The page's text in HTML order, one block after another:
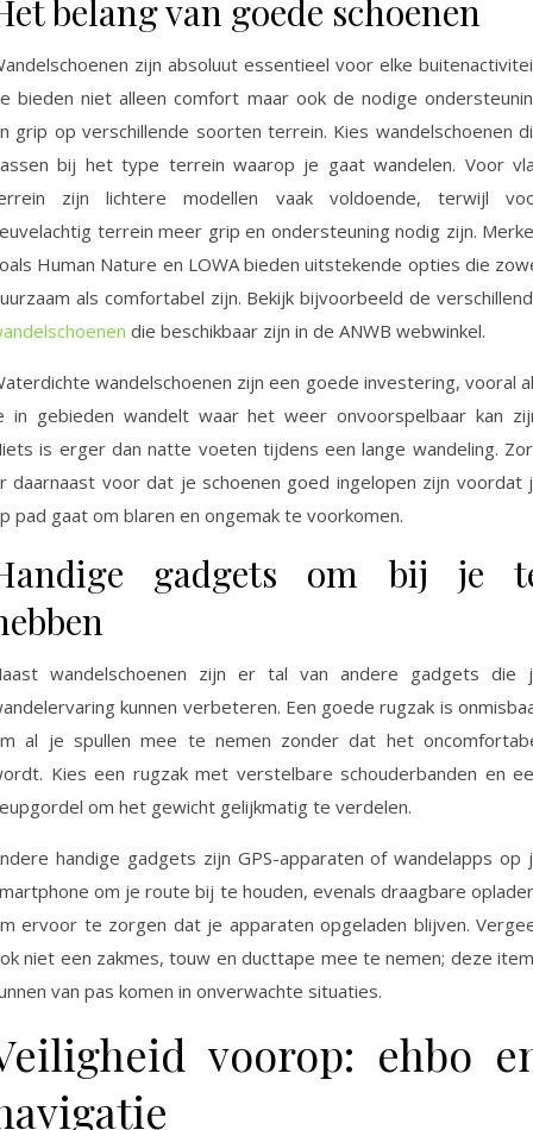
belang van goede schoenen
zijn absoluut essentieel voor elke
bieden niet alleen comfort maar ook de nodige
grip op verschillende soorten terrein. Kies wandelschoenen
bij het type terrein waarop je gaat wandelen. Voor
zijn lichtere modellen vaak voldoende, terwijl
terrein meer grip en ondersteuning nodig zijn.
Human Nature en LOWA bieden uitstekende opties die
als comfortabel zijn. Bekijk bijvoorbeeld de
die beschikbaar zijn in de ANWB webwinkel.
wandelschoenen zijn een goede investering, vooral
in gebieden wandelt waar het weer onvoorspelbaar kan
is erger dan natte voeten tijdens een lange wandeling.
daarnaast voor dat je schoenen goed ingelopen zijn voordat
pad gaat om blaren en ongemak te voorkomen.
gadgets om bij je
wandelschoenen zijn er tal van andere gadgets die
kunnen verbeteren. Een goede rugzak is
al je spullen mee te nemen zonder dat het
Kies een rugzak met verstelbare schouderbanden en
om het gewicht gelijkmatig te verdelen.
handige gadgets zijn GPS-apparaten of wandelapps op
om je route bij te houden, evenals draagbare
ervoor te zorgen dat je apparaten opgeladen blijven.
niet een zakmes, touw en ducttape mee te nemen; deze
van pas komen in onverwachte situaties.
voorop: ehbo